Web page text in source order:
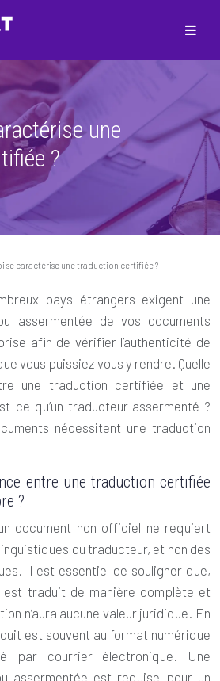
une
?
se caractérise une traduction certifiée ?
pays étrangers exigent une
assermentée de vos documents
afin de vérifier l’authenticité de
vous puissiez vous y rendre. Quelle
une traduction certifiée et une
ce qu’un traducteur assermenté ?
nécessitent une traduction
entre une traduction certifiée
?
document non officiel ne requiert
du traducteur, et non des
Il est essentiel de souligner que,
est traduit de manière complète et
n’aura aucune valeur juridique. En
est souvent au format numérique
par courrier électronique. Une
assermentée est requise pour un